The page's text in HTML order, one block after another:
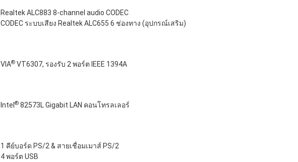
Realtek ALC883 8-channel audio CODEC
CODEC ระบบเสียง Realtek ALC655 6 ช่องทาง (อุปกรณ์เสริม)
VIA® VT6307, รองรับ 2 พอร์ต IEEE 1394A
Intel ® 82573L Gigabit LAN คอนโทรลเลอร์
1 คีย์บอร์ด PS/2 & สายเชื่อมเมาส์ PS/2
4 พอร์ต USB